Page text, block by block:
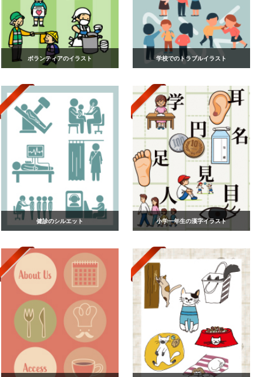
ボランティアのイラスト 学校でのトラブルイラスト
健診のシルエット 小学一年生の漢字イラスト